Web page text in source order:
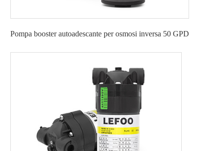
Pompa booster autoadescante per osmosi inversa 50 GPD